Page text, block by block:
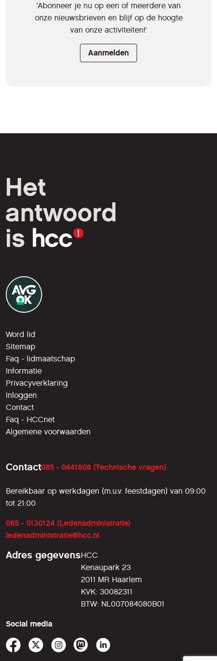
'Abonneer je nu op een of meerdere van
onze nieuwsbrieven en blijf op de hoogte
van onze activiteiten!'
Aanmelden
liefhebbers.
Word lid
Sitemap
Faq - lidmaatschap
Informatie
Privacyverklaring
Inloggen
Contact
Faq - HCCnet
Algemene voorwaarden
Contact085 - 0441808 (Technische vragen)
Bereikbaar op werkdagen (m.u.v. feestdagen) van 09:00
tot 21:00
085 - 0130124 (Ledenadministratie)
ledenadministratie@hcc.nl
Adres gegevensHCC
Kenaupark 23
2011 MR Haarlem
KVK: 30082311
BTW: NL007084080B01
Social media